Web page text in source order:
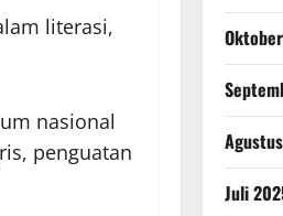
literasi,
nasional
penguatan
Juli